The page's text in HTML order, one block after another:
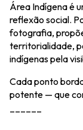
Área Indígena é
reflexão social.
fotografia,
territorialidade,
indígenas pela
Cada ponto
potente — que